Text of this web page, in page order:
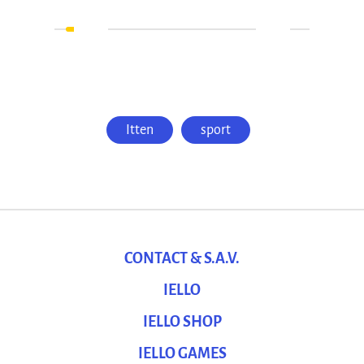
Itten sport
CONTACT & S.A.V.
IELLO
IELLO SHOP
IELLO GAMES